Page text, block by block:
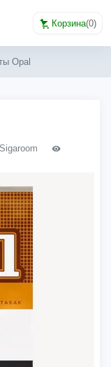
Корзина(0)
Opal
Sigaroom